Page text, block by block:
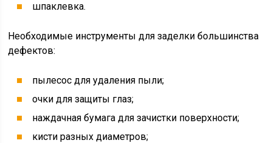
шпаклевка.
Необходимые инструменты для заделки большинства
дефектов:
пылесос для удаления пыли;
очки для защиты глаз;
наждачная бумага для зачистки поверхности;
кисти разных диаметров;